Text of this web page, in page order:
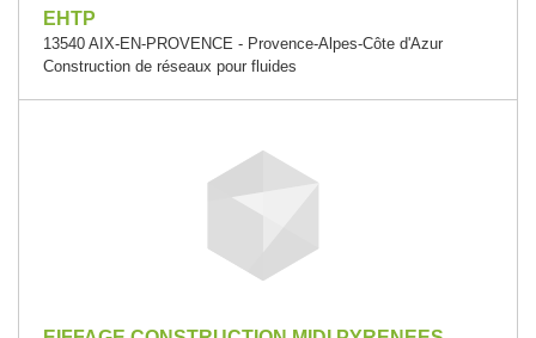
EHTP
13540 AIX-EN-PROVENCE - Provence-Alpes-Côte d'Azur
Construction de réseaux pour fluides